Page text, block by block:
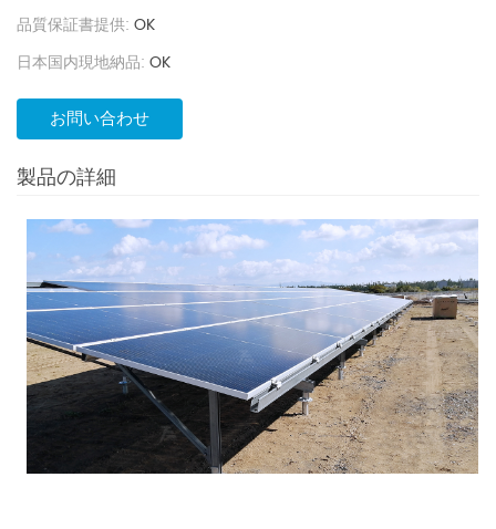
品質保証書提供: OK
日本国内現地納品: OK
お問い合わせ
製品の詳細